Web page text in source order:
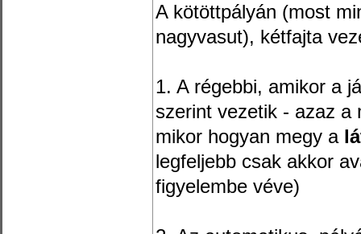
A kötöttpályán (most
nagyvasut), kétfajta
1. A régebbi, amikor a
szerint vezetik - azaz
mikor hogyan megy a
legfeljebb csak akkor
figyelembe véve)